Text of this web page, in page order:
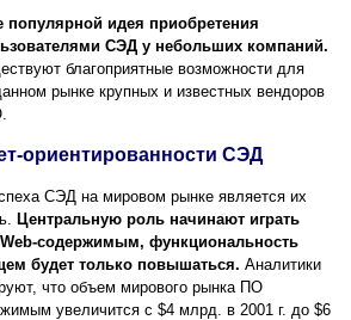
популярной идея приобретения
СЭД у небольших компаний.
благоприятные возможности для
рынке крупных и известных вендоров
ориентированности СЭД
СЭД на мировом рынке является их
Центральную роль начинают играть
содержимым, функциональность
будет только повышаться. Аналитики
что объем мирового рынка ПО
увеличится с $4 млрд. в 2001 г. до $6